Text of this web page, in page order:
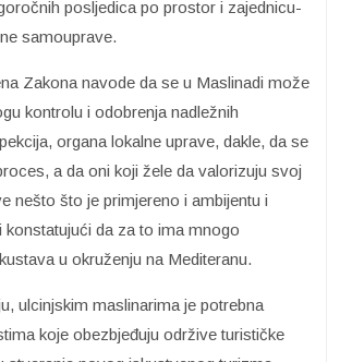
posljedica po prostor i zajednicu-
samouprave.
Zakona navode da se u Maslinadi može
kontrolu i odobrenja nadležnih
organa lokalne uprave, dakle, da se
a da oni koji žele da valorizuju svoj
nešto što je primjereno i ambijentu i
konstatujući da za to ima mnogo
u okruženju na Mediteranu.
ulcinjskim maslinarima je potrebna
koje obezbjeđuju održive turističke